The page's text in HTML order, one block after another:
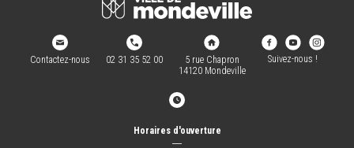
Contactez-nous 02 31 35 52 00
5 rue Chapron
14120 Mondeville
Suivez-nous !
Horaires d'ouverture
―